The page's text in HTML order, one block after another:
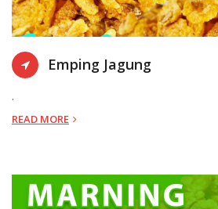
KOTA SEMARANG 28-12-2021 13:
Emping Jagung
.
READ MORE